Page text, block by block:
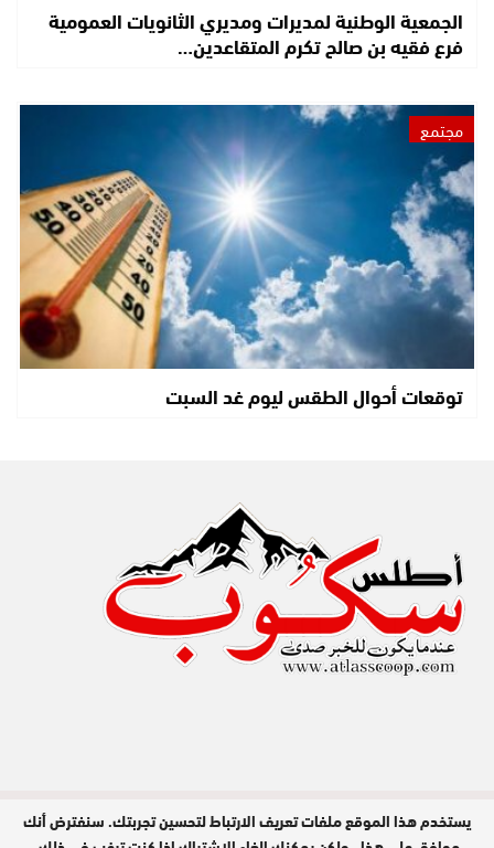
الجمعية الوطنية لمديرات ومديري الثانويات العمومية
فرع فقيه بن صالح تكرم المتقاعدين…
مجتمع
توقعات أحوال الطقس ليوم غد السبت
مدير النشر : عبد الله عزي / جميع الحقوق
محفوظة © 2026
يستخدم هذا الموقع ملفات تعريف الارتباط لتحسين تجربتك. سنفترض أنك